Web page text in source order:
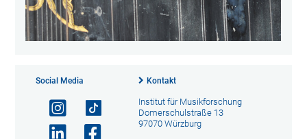
Social Media Kontakt
Institut für Musikforschung
Domerschulstraße 13
97070 Würzburg